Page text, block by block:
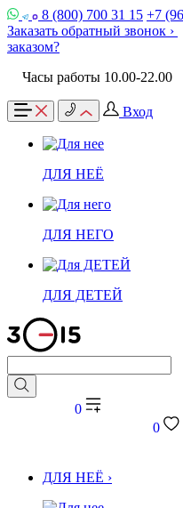
8 (800) 700 31 15 +7
Заказать обратный звонок ›
заказом?
Часы работы 10.00-22.00
Вход
ДЛЯ НЕЁ
ДЛЯ НЕГО
ДЛЯ ДЕТЕЙ
0
0
ДЛЯ НЕЁ ›